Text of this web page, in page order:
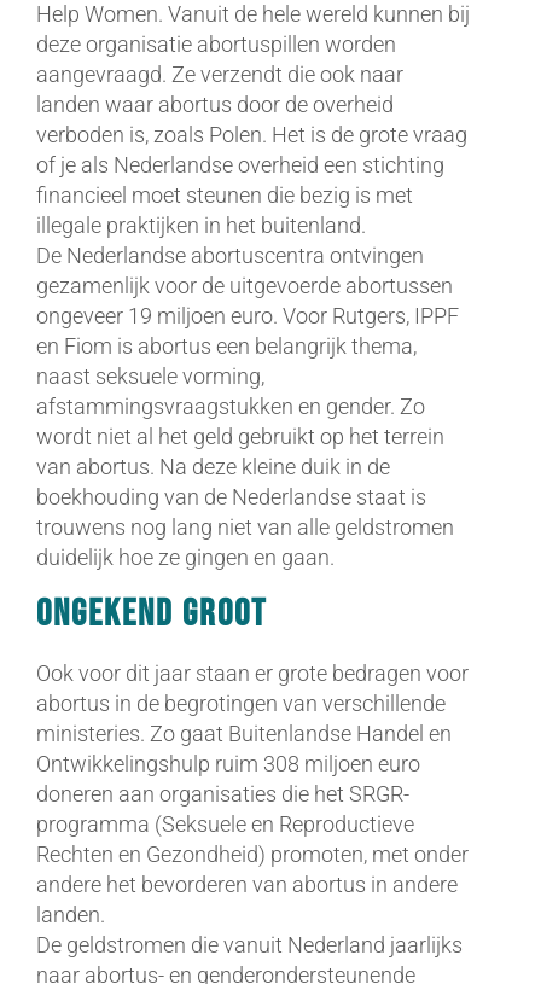
Help Women. Vanuit de hele wereld kunnen bij
deze organisatie abortuspillen worden
aangevraagd. Ze verzendt die ook naar
landen waar abortus door de overheid
verboden is, zoals Polen. Het is de grote vraag
of je als Nederlandse overheid een stichting
financieel moet steunen die bezig is met
illegale praktijken in het buitenland.
De Nederlandse abortuscentra ontvingen
gezamenlijk voor de uitgevoerde abortussen
ongeveer 19 miljoen euro. Voor Rutgers, IPPF
en Fiom is abortus een belangrijk thema,
naast seksuele vorming,
afstammingsvraagstukken en gender. Zo
wordt niet al het geld gebruikt op het terrein
van abortus. Na deze kleine duik in de
boekhouding van de Nederlandse staat is
trouwens nog lang niet van alle geldstromen
duidelijk hoe ze gingen en gaan.
Ongekend groot
Ook voor dit jaar staan er grote bedragen voor
abortus in de begrotingen van verschillende
ministeries. Zo gaat Buitenlandse Handel en
Ontwikkelingshulp ruim 308 miljoen euro
doneren aan organisaties die het SRGR-
programma (Seksuele en Reproductieve
Rechten en Gezondheid) promoten, met onder
andere het bevorderen van abortus in andere
landen.
De geldstromen die vanuit Nederland jaarlijks
naar abortus- en genderondersteunende